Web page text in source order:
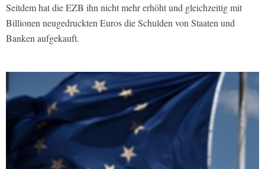
Seitdem hat die EZB ihn nicht mehr erhöht und gleichzeitig mit
Billionen neugedruckten Euros die Schulden von Staaten und
Banken aufgekauft.